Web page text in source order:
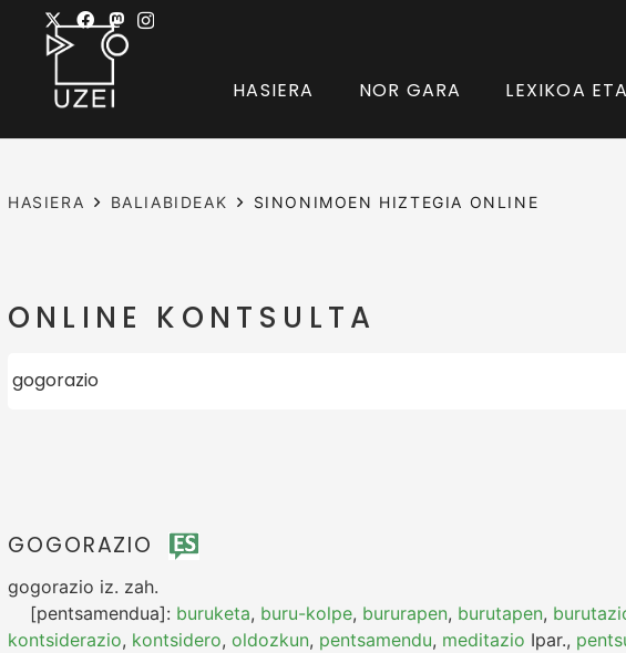
HASIERA NOR GARA LEXIKOA
HASIERA BALIABIDEAK SINONIMOEN HIZTEGIA ONLINE
ONLINE KONTSULTA
GOGORAZIO
gogorazio iz. zah.
[pentsamendua]: buruketa, buru-kolpe, bururapen, burutapen,
kontsiderazio, kontsidero, oldozkun, pentsamendu, meditazio Ipar.,